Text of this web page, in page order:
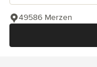
49586 Merzen